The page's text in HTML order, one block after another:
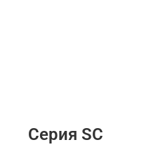
Серия SC